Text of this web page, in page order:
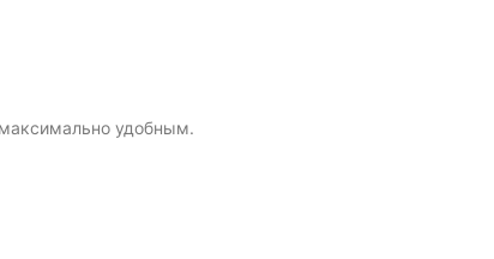
удобным.